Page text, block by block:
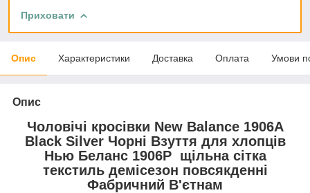
Приховати
Опис Характеристики Доставка Оплата Умови
Опис
Чоловічі кросівки New Balance 1906A
Black Silver Чорні Взуття для хлопців
Нью Беланс 1906Р щільна сітка
текстиль демісезон повсякденні
Фабричний В'єтнам